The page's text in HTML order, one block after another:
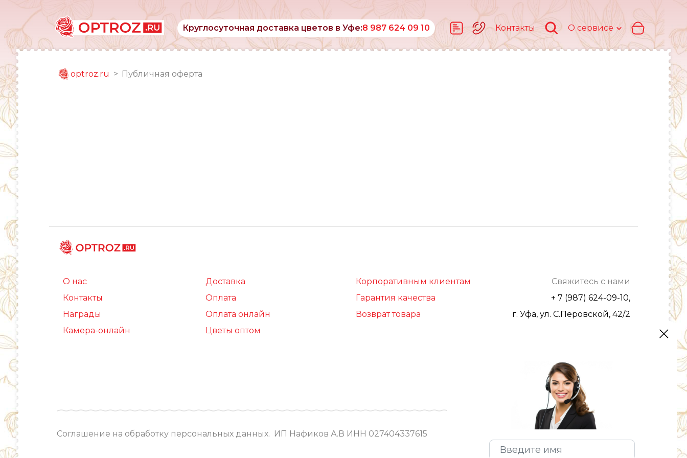
Круглосуточная доставка цветов в Уфе:8 987 624 09 10 Контакты О сервисе
optroz.ru Публичная оферта
О нас
Контакты
Награды
Камера-онлайн
Доставка
Оплата
Оплата онлайн
Цветы оптом
Корпоративным клиентам
Гарантия качества
Возврат товара
Свяжитесь с нами
+ 7 (987) 624-09-10,
г. Уфа, ул. С.Перовской, 42/2
Соглашение на обработку персональных данных. ИП Нафиков А.В ИНН 027404337615